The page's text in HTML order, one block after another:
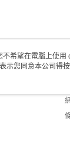
希望在電腦上使
示您同意本公司得